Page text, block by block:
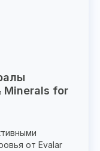
Minerals for
от Evalar